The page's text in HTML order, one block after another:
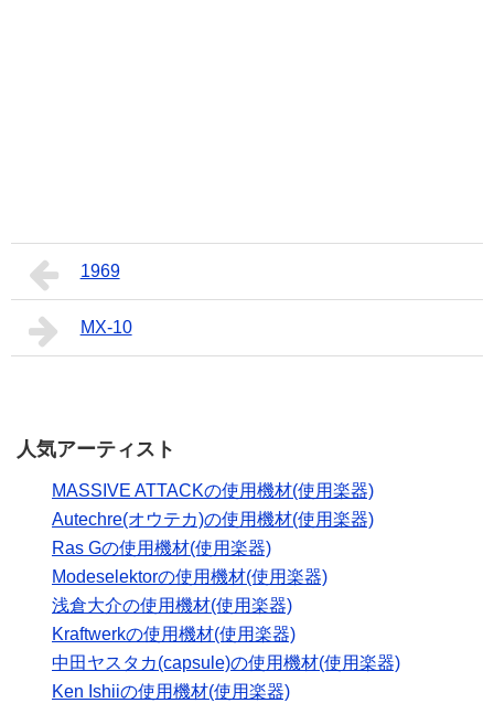
1969
MX-10
人気アーティスト
MASSIVE ATTACKの使用機材(使用楽器)
Autechre(オウテカ)の使用機材(使用楽器)
Ras Gの使用機材(使用楽器)
Modeselektorの使用機材(使用楽器)
浅倉大介の使用機材(使用楽器)
Kraftwerkの使用機材(使用楽器)
中田ヤスタカ(capsule)の使用機材(使用楽器)
Ken Ishiiの使用機材(使用楽器)